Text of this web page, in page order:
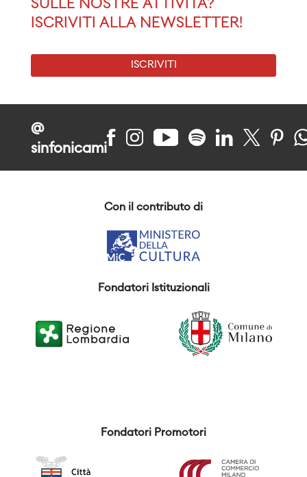
SULLE NOSTRE ATTIVITÀ?
ISCRIVITI ALLA NEWSLETTER!
ISCRIVITI
@
sinfonicami
Con il contributo di
Fondatori Istituzionali
Fondatori Promotori